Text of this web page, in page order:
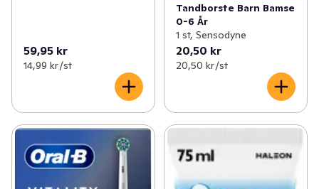
59,95 kr
14,99 kr /st
Tandborste Barn Bamse
0-6 År
1 st, Sensodyne
20,50 kr
20,50 kr /st